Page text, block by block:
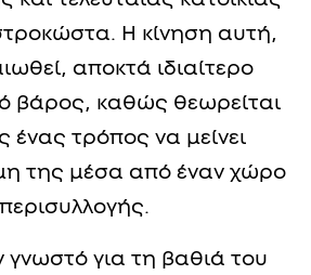
Η κίνηση αυτή,
αποκτά ιδιαίτερο
βάρος, καθώς θεωρείται
τρόπος να μείνει
της μέσα από έναν χώρο
γνωστό για τη βαθιά του